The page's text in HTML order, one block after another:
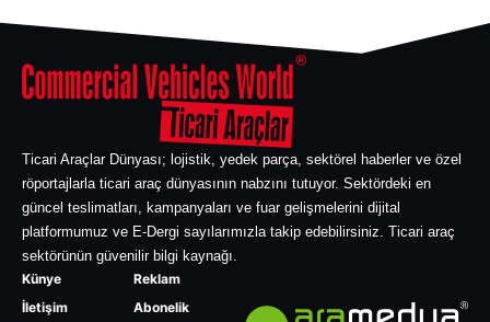
Ticari Araçlar Dünyası; lojistik, yedek parça, sektörel haberler ve özel
röportajlarla ticari araç dünyasının nabzını tutuyor. Sektördeki en
güncel teslimatları, kampanyaları ve fuar gelişmelerini dijital
platformumuz ve E-Dergi sayılarımızla takip edebilirsiniz. Ticari araç
sektörünün güvenilir bilgi kaynağı.
Künye
İletişim
Reklam
Abonelik